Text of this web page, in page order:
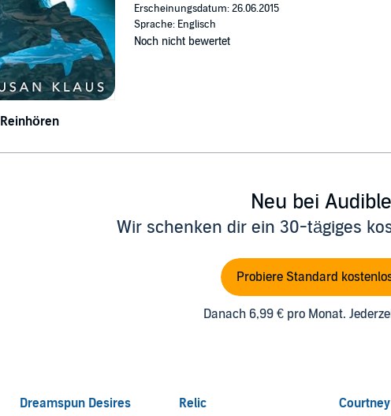
Reinhören
Erscheinungsdatum: 26.06.2015
Sprache: Englisch
Noch nicht bewertet
Neu bei
Wir schenken dir ein 30-tägiges
Probiere Standard
Danach 6,99 € pro Monat.
Dreamspun Desires
Relic
Courtney